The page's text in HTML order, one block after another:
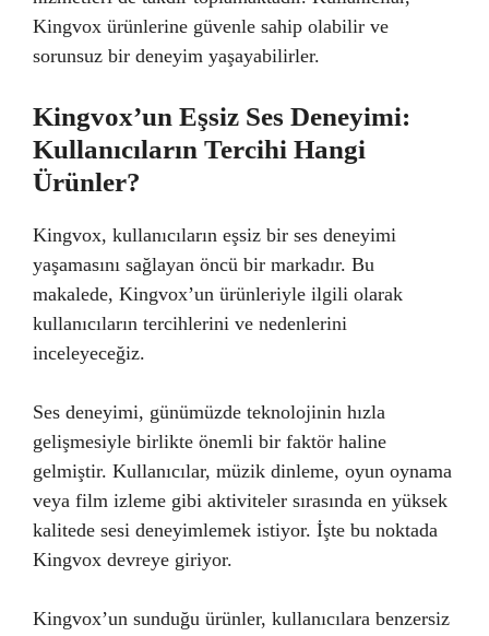
Kingvox ürünlerine güvenle sahip olabilir ve
sorunsuz bir deneyim yaşayabilirler.
Kingvox’un Eşsiz Ses Deneyimi:
Kullanıcıların Tercihi Hangi
Ürünler?
Kingvox, kullanıcıların eşsiz bir ses deneyimi
yaşamasını sağlayan öncü bir markadır. Bu
makalede, Kingvox’un ürünleriyle ilgili olarak
kullanıcıların tercihlerini ve nedenlerini
inceleyeceğiz.
Ses deneyimi, günümüzde teknolojinin hızla
gelişmesiyle birlikte önemli bir faktör haline
gelmiştir. Kullanıcılar, müzik dinleme, oyun oynama
veya film izleme gibi aktiviteler sırasında en yüksek
kalitede sesi deneyimlemek istiyor. İşte bu noktada
Kingvox devreye giriyor.
Kingvox’un sunduğu ürünler, kullanıcılara benzersiz